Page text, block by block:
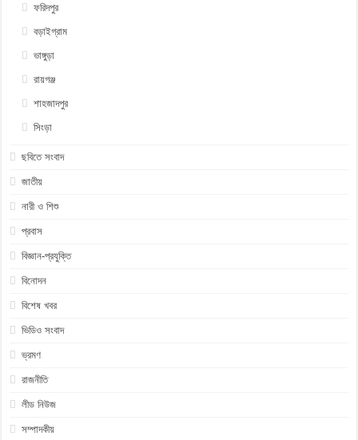
ফরিদপুর
বড়াইগ্রাম
ভাঙ্গুড়া
রায়গঞ্জ
শাহজাদপুর
সিংড়া
ছবিতে সংবাদ
জাতীয়
নারী ও শিশু
প্রবাস
বিজ্ঞান-প্রযুক্তি
বিনোদন
বিশেষ খবর
ভিডিও সংবাদ
ভ্রমণ
রাজনীতি
লীড নিউজ
সম্পাদকীয়